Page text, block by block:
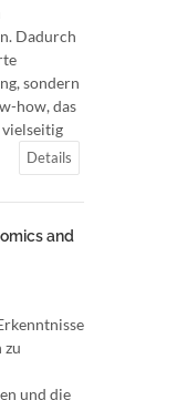
Dadurch
sondern
how, das
Details
and
zu
und die